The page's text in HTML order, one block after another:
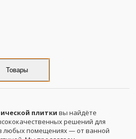
Товары
плитки вы найдёте
решений для
любых помещениях — от ванной